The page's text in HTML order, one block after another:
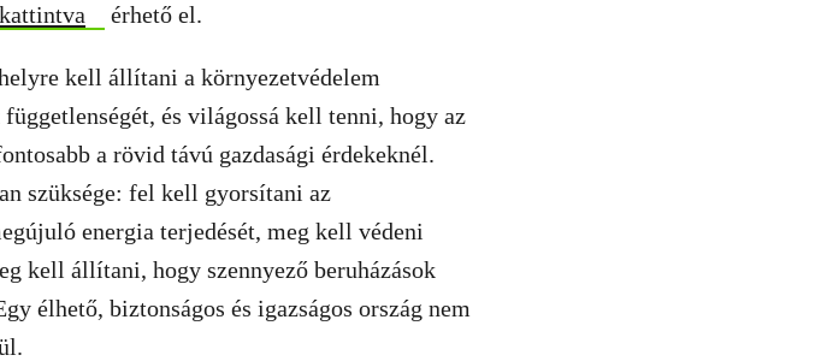
érhető el.
kell állítani a környezetvédelem
és világossá kell tenni, hogy az
a rövid távú gazdasági érdekeknél.
szüksége: fel kell gyorsítani az
energia terjedését, meg kell védeni
kell állítani, hogy szennyező beruházások
élhető, biztonságos és igazságos ország nem